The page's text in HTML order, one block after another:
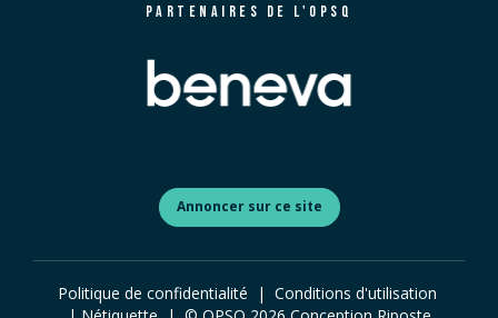
PARTENAIRES DE L'OPSQ
Annoncer sur ce site
Politique de confidentialité | Conditions d'utilisation